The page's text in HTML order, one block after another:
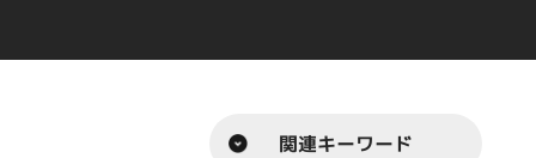
関連キーワード